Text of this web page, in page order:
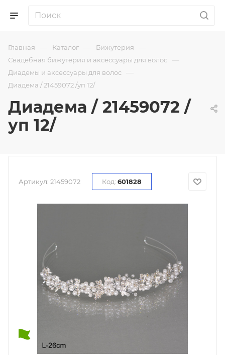
Главная — Каталог — Бижутерия —
Свадебная бижутерия и аксессуары для волос —
Диадемы и аксессуары для волос —
Диадема / 21459072 /уп 12/
Диадема / 21459072 /
уп 12/
Артикул: 21459072 Код: 601828